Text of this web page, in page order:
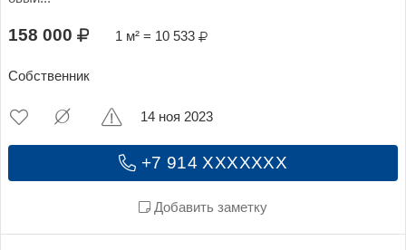
158 000 1 м² = 10 533
Собственник
+7 914 XXXXXXX
Добавить заметку
14 ноя 2023